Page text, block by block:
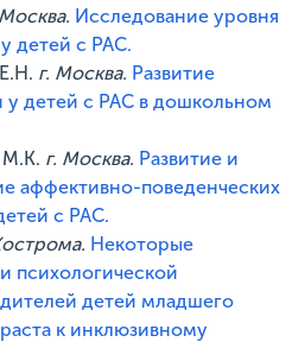
Исследование уровня
детей с РАС.
г. Москва. Развитие
детей с РАС в дошкольном
М.К. г. Москва. Развитие и
аффективно-поведенческих
с РАС.
Некоторые
психологической
детей младшего
к инклюзивному